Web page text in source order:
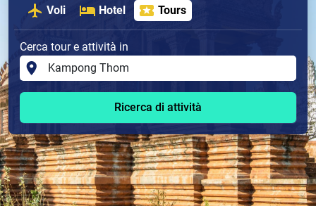
Voli Hotel Tours
Cerca tour e attività in
Ricerca di attività